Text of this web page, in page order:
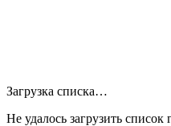
Загрузка списка…
Не удалось загрузить